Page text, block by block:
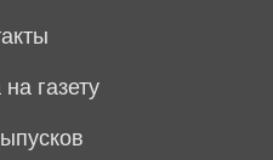
газету